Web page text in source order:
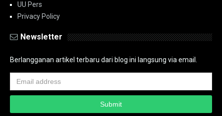
UU Pers
Privacy Policy
Newsletter
Berlangganan artikel terbaru dari blog ini langsung via email.